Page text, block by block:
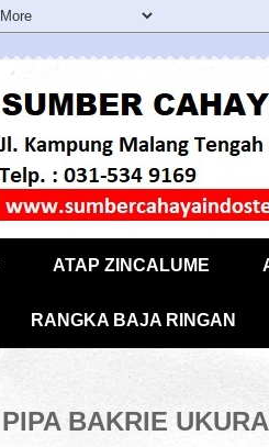
ATAP ZINCALUME
RANGKA BAJA RINGAN
PIPA BAKRIE